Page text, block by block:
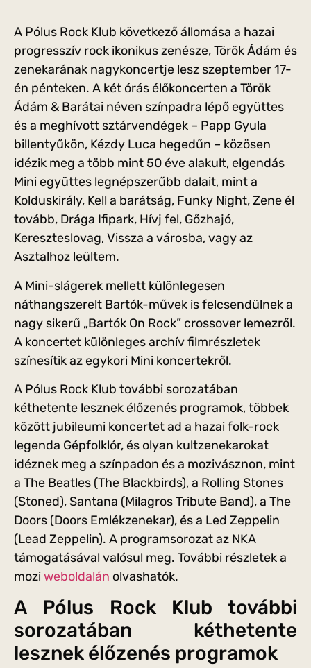
A Pólus Rock Klub következő állomása a hazai
progresszív rock ikonikus zenésze, Török Ádám és
zenekarának nagykoncertje lesz szeptember 17-
én pénteken. A két órás élőkoncerten a Török
Ádám & Barátai néven színpadra lépő együttes
és a meghívott sztárvendégek – Papp Gyula
billentyűkön, Kézdy Luca hegedűn – közösen
idézik meg a több mint 50 éve alakult, elgendás
Mini együttes legnépszerűbb dalait, mint a
Kolduskirály, Kell a barátság, Funky Night, Zene él
tovább, Drága Ifipark, Hívj fel, Gőzhajó,
Kereszteslovag, Vissza a városba, vagy az
Asztalhoz leültem.
A Mini-slágerek mellett különlegesen
náthangszerelt Bartók-művek is felcsendülnek a
nagy sikerű „Bartók On Rock” crossover lemezről.
A koncertet különleges archív filmrészletek
színesítik az egykori Mini koncertekről.
A Pólus Rock Klub további sorozatában
kéthetente lesznek élőzenés programok, többek
között jubileumi koncertet ad a hazai folk-rock
legenda Gépfolklór, és olyan kultzenekarokat
idéznek meg a színpadon és a mozivásznon, mint
a The Beatles (The Blackbirds), a Rolling Stones
(Stoned), Santana (Milagros Tribute Band), a The
Doors (Doors Emlékzenekar), és a Led Zeppelin
(Lead Zeppelin). A programsorozat az NKA
támogatásával valósul meg. További részletek a
moziweboldalán olvashatók.
A Pólus Rock Klub további
sorozatában kéthetente
lesznek élőzenés programok